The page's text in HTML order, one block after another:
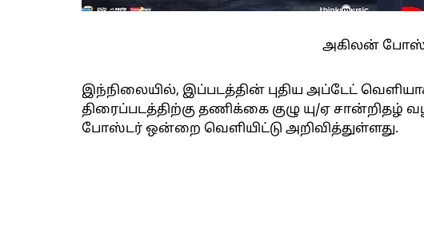
அகிலன்
இந்நிலையில், இப்படத்தின் புதிய அப்டேட்
திரைப்படத்திற்கு தணிக்கை குழு யு/ஏ சான்றிதழ்
போஸ்டர் ஒன்றை வெளியிட்டு அறிவித்துள்ளது.